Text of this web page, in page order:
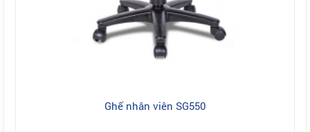
Ghế nhân viên SG550